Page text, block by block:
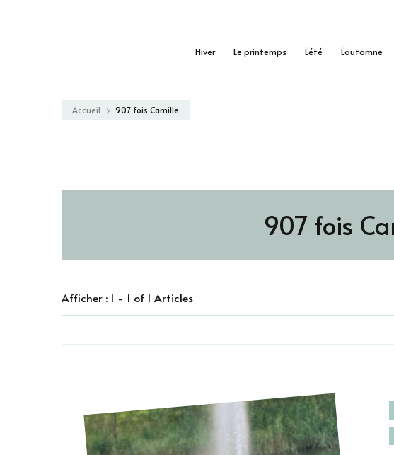
Hiver Le printemps L’été L’automne
Accueil 907 fois Camille
907 fois
Afficher : 1 - 1 of 1 Articles